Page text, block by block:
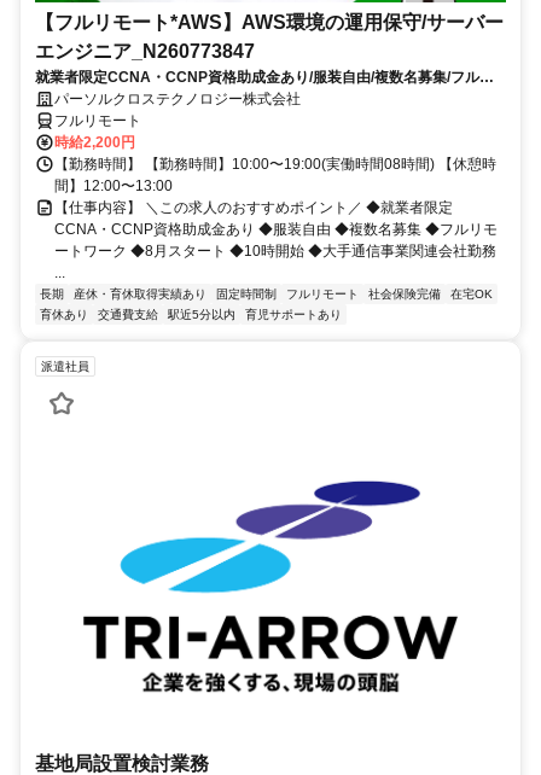
【フルリモート*AWS】AWS環境の運用保守/サーバー
エンジニア_N260773847
就業者限定CCNA・CCNP資格助成金あり/服装自由/複数名募集/フルリ
モートワーク/8月スタート/10時開始/大手通信事業関連会社勤務
パーソルクロステクノロジー株式会社
フルリモート
時給2,200円
【勤務時間】 【勤務時間】10:00〜19:00(実働時間08時間) 【休憩時
間】12:00〜13:00
【仕事内容】 ＼この求人のおすすめポイント／ ◆就業者限定
CCNA・CCNP資格助成金あり ◆服装自由 ◆複数名募集 ◆フルリモ
ートワーク ◆8月スタート ◆10時開始 ◆大手通信事業関連会社勤務
...
長期 産休・育休取得実績あり 固定時間制 フルリモート 社会保険完備
在宅OK
育休あり
交通費支給 駅近5分以内 育児サポートあり
派遣社員
基地局設置検討業務